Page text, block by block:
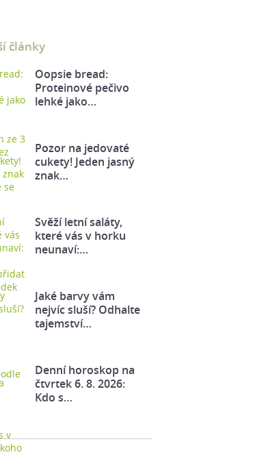
články
Oopsie bread:
Proteinové pečivo
lehké jako…
Pozor na jedovaté
cukety! Jeden jasný
znak…
Svěží letní saláty,
které vás v horku
neunaví:…
Jaké barvy vám
nejvíc sluší? Odhalte
tajemství…
Denní horoskop na
čtvrtek 6. 8. 2026:
Kdo s…